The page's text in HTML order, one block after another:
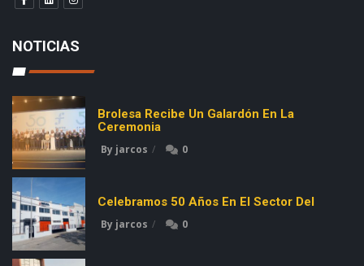
NOTICIAS
Brolesa Recibe Un Galardón En La
Ceremonia
By jarcos 0
Celebramos 50 Años En El Sector Del
By jarcos 0